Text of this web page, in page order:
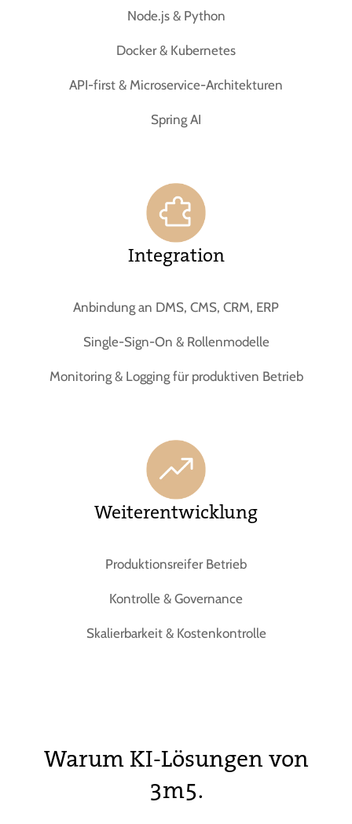
Node.js & Python
Docker & Kubernetes
API-first & Microservice-Architekturen
Spring AI
Integration
Anbindung an DMS, CMS, CRM, ERP
Single-Sign-On & Rollenmodelle
Monitoring & Logging für produktiven Betrieb
Weiterentwicklung
Produktionsreifer Betrieb
Kontrolle & Governance
Skalierbarkeit & Kostenkontrolle
Warum KI-Lösungen von
3m5.